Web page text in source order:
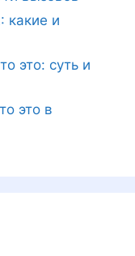
какие и
это: суть и
это в